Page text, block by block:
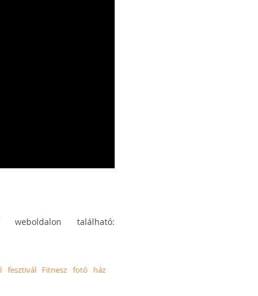
található:
fesztivál Fitnesz fotó
ház